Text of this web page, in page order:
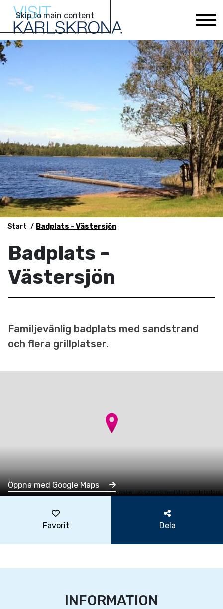
Skip to main content
Start Badplats - Västersjön
Badplats -
Västersjön
Familjevänlig badplats med sandstrand
och flera grillplatser.
Leaflet|©OpenStreetMapcontributors
Öppna med Google Maps
Favorit Dela
INFORMATION